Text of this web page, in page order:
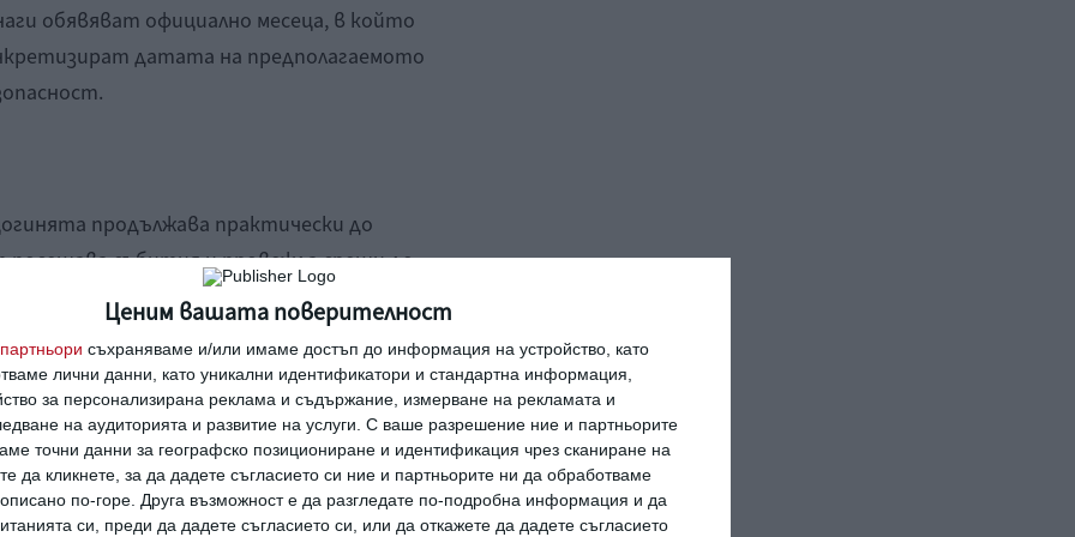
Ценим вашата поверителност
партньори съхраняваме и/или имаме достъп до информация на устройство, като
лични данни, като уникални идентификатори и стандартна информация,
за персонализирана реклама и съдържание, измерване на рекламата и
на аудиторията и развитие на услуги. С ваше разрешение ние и партньорите
точни данни за географско позициониране и идентификация чрез сканиране на
да кликнете, за да дадете съгласието си ние и партньорите ни да обработваме
описано по-горе. Друга възможност е да разгледате по-подробна информация и да
си, преди да дадете съгласието си, или да откажете да дадете съгласието
обявяват официално месеца, в който
датата на предполагаемото
продължава практически до
събития и провежда срещи до
(Кейт Мидълтън роди три деца) тя нито
никакви бански костюми, никакви къси